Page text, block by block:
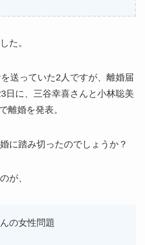
た。
送っていた2人ですが、離婚届
日に、三谷幸喜さんと小林聡美
離婚を発表。
に踏み切ったのでしょうか？
が、
の女性問題